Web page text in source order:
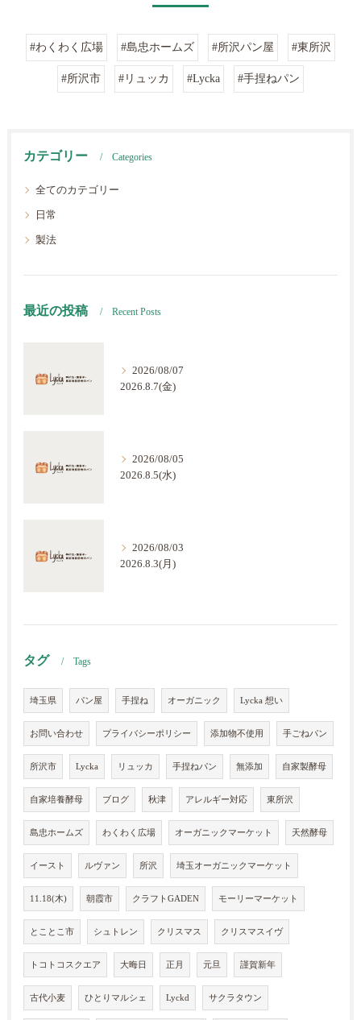
#わくわく広場 #島忠ホームズ #所沢パン屋 #東所沢
#所沢市 #リュッカ #Lycka #手捏ねパン
カテゴリー Categories
全てのカテゴリー
日常
製法
最近の投稿 Recent Posts
2026/08/07
2026.8.7(金)
2026/08/05
2026.8.5(水)
2026/08/03
2026.8.3(月)
タグ Tags
埼玉県 パン屋 手捏ね オーガニック Lycka 想い
お問い合わせ プライバシーポリシー 添加物不使用 手ごねパン
所沢市 Lycka リュッカ 手捏ねパン 無添加 自家製酵母
自家培養酵母 ブログ 秋津 アレルギー対応 東所沢
島忠ホームズ わくわく広場 オーガニックマーケット 天然酵母
イースト ルヴァン 所沢 埼玉オーガニックマーケット
11.18(木) 朝霞市 クラフトGADEN モーリーマーケット
とことこ市 シュトレン クリスマス クリスマスイヴ
トコトコスクエア 大晦日 正月 元旦 謹賀新年
古代小麦 ひとりマルシェ Lyckd サクラタウン